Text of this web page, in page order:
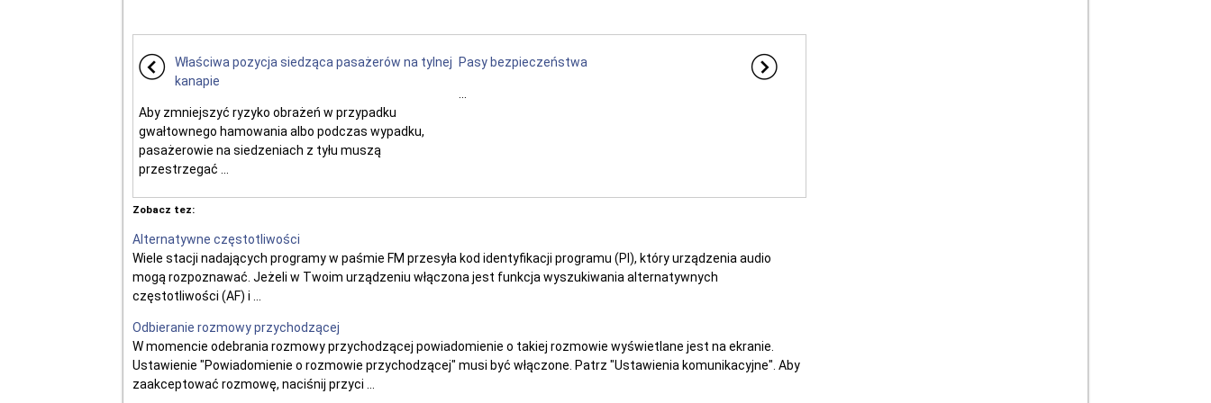
Właściwa pozycja siedząca pasażerów na tylnej
kanapie
Aby zmniejszyć ryzyko obrażeń w przypadku
gwałtownego hamowania albo podczas wypadku,
pasażerowie na siedzeniach z tyłu muszą
przestrzegać ...
Pasy bezpieczeństwa
Zobacz tez:
Alternatywne częstotliwości
Wiele stacji nadających programy w paśmie FM przesyła kod identyfikacji programu (PI), który urządzenia audio
mogą rozpoznawać. Jeżeli w Twoim urządzeniu włączona jest funkcja wyszukiwania alternatywnych
częstotliwości (AF) i ...
Odbieranie rozmowy przychodzącej
W momencie odebrania rozmowy przychodzącej powiadomienie o takiej rozmowie wyświetlane jest na ekranie.
Ustawienie "Powiadomienie o rozmowie przychodzącej" musi być włączone. Patrz "Ustawienia komunikacyjne". Aby
zaakceptować rozmowę, naciśnij przyci ...